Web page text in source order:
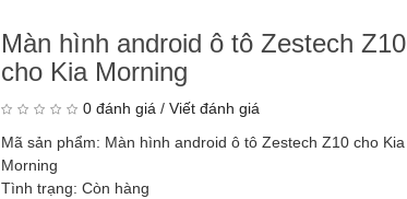
Màn hình android ô tô Zestech Z10
cho Kia Morning
0 đánh giá / Viết đánh giá
Mã sản phẩm: Màn hình android ô tô Zestech Z10 cho Kia
Morning
Tình trạng: Còn hàng